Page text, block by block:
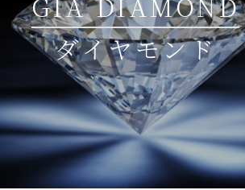
ダイヤモンド